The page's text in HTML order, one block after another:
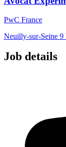
PwC France
Neuilly-sur-Seine 9
Job details